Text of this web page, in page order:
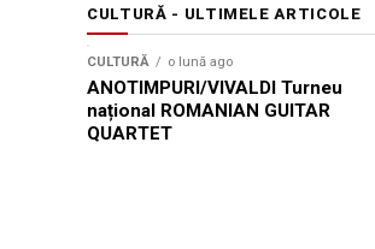
CULTURĂ - ULTIMELE ARTICOLE
CULTURĂ o lună ago
ANOTIMPURI/VIVALDI Turneu
național ROMANIAN GUITAR
QUARTET